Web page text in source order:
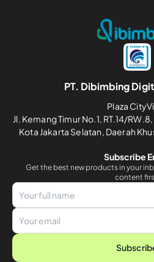
PT. Dibimbing
Plaza
Jl. Kemang Timur No.1, RT.14/
Kota Jakarta Selatan, Daerah
Subscribe
Get the best new products in your
content